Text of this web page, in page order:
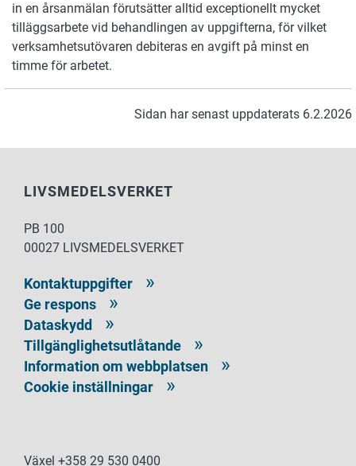
in en årsanmälan förutsätter alltid exceptionellt mycket
tilläggsarbete vid behandlingen av uppgifterna, för vilket
verksamhetsutövaren debiteras en avgift på minst en
timme för arbetet.
Sidan har senast uppdaterats 6.2.2026
LIVSMEDELSVERKET
PB 100
00027 LIVSMEDELSVERKET
Kontaktuppgifter
Ge respons
Dataskydd
Tillgänglighetsutlåtande
Information om webbplatsen
Cookie inställningar
Växel +358 29 530 0400